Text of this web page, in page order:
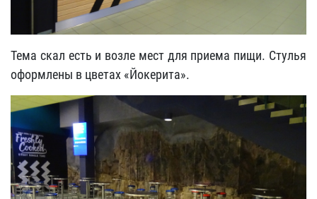
Тема скал есть и возле мест для приема пищи. Стулья
оформлены в цветах «Йокерита».